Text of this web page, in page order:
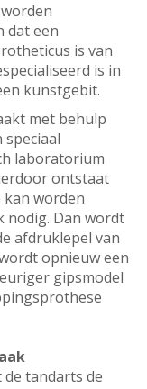
dat een
is van
is in
kunstgebit.
met behulp
laboratorium
ontstaat
worden
nodig. Dan wordt
afdruklepel van
opnieuw een
gipsmodel
tandarts de